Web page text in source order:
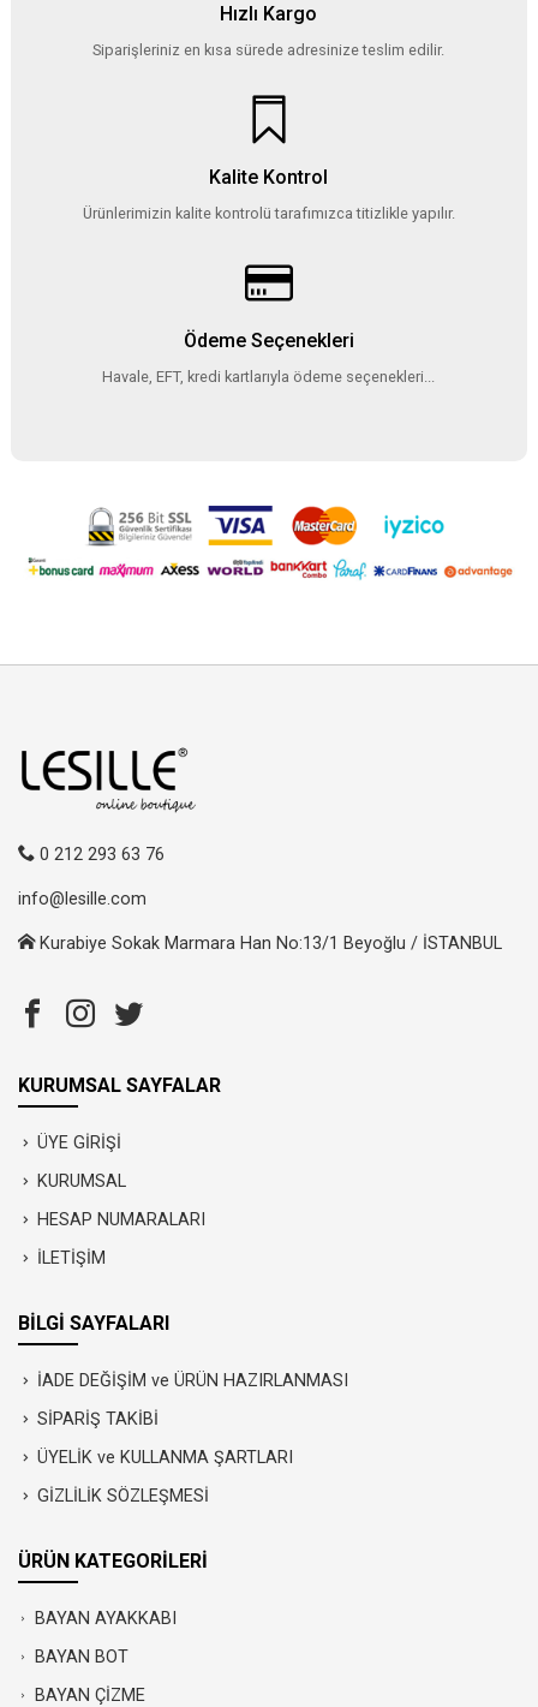
Hızlı Kargo
Siparişleriniz en kısa sürede adresinize teslim edilir.
Kalite Kontrol
Ürünlerimizin kalite kontrolü tarafımızca titizlikle yapılır.
Ödeme Seçenekleri
Havale, EFT, kredi kartlarıyla ödeme seçenekleri...
0 212 293 63 76
info@lesille.com
Kurabiye Sokak Marmara Han No:13/1 Beyoğlu / İSTANBUL
KURUMSAL SAYFALAR
ÜYE GİRİŞİ
KURUMSAL
HESAP NUMARALARI
İLETİŞİM
BİLGİ SAYFALARI
İADE DEĞİŞİM ve ÜRÜN HAZIRLANMASI
SİPARİŞ TAKİBİ
ÜYELİK ve KULLANMA ŞARTLARI
GİZLİLİK SÖZLEŞMESİ
ÜRÜN KATEGORİLERİ
BAYAN AYAKKABI
BAYAN BOT
BAYAN ÇİZME